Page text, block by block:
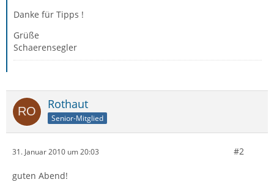
Danke für Tipps !
Grüße
Schaerensegler
Rothaut
Senior-Mitglied
31. Januar 2010 um 20:03 #2
guten Abend!